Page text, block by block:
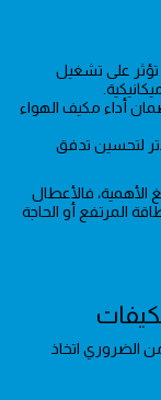
على تشغيل
أداء مكيف الهواء
لتحسين تدفق
الأهمية، فالأعطال
المرتفع أو الحاجة
الضروري اتخاذ